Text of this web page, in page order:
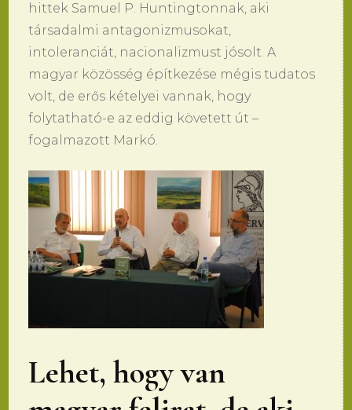
hittek Samuel P. Huntingtonnak, aki
társadalmi antagonizmusokat,
intoleranciát, nacionalizmust jósolt. A
magyar közösség építkezése mégis tudatos
volt, de erős kételyei vannak, hogy
folytatható-e az eddig követett út –
fogalmazott Markó.
Lehet, hogy van